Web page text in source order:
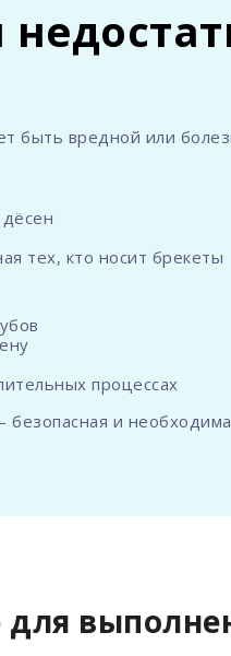
быть вредной или
тех, кто носит брекеты
процессах
и